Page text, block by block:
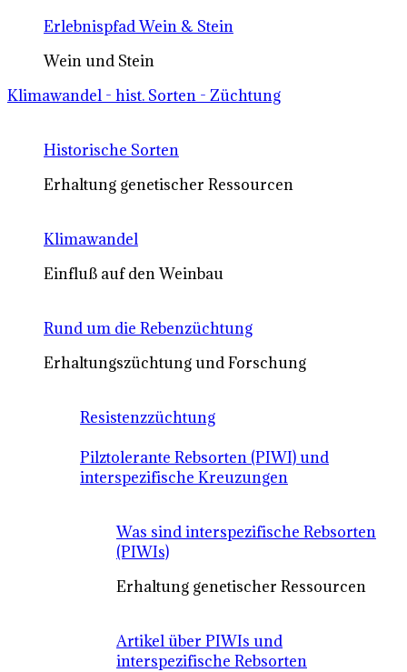
Erlebnispfad Wein & Stein
Wein und Stein
Klimawandel - hist. Sorten - Züchtung
Historische Sorten
Erhaltung genetischer Ressourcen
Klimawandel
Einfluß auf den Weinbau
Rund um die Rebenzüchtung
Erhaltungszüchtung und Forschung
Resistenzzüchtung
Pilztolerante Rebsorten (PIWI) und
interspezifische Kreuzungen
Was sind interspezifische Rebsorten
(PIWIs)
Erhaltung genetischer Ressourcen
Artikel über PIWIs und
interspezifische Rebsorten